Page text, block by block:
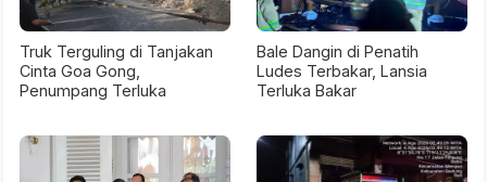
Truk Terguling di Tanjakan
Cinta Goa Gong,
Penumpang Terluka
Bale Dangin di Penatih
Ludes Terbakar, Lansia
Terluka Bakar